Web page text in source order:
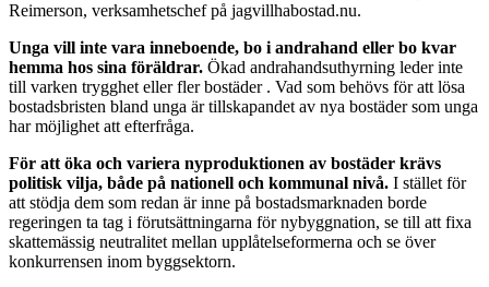
Reimerson, verksamhetschef på jagvillhabostad.nu.
Unga vill inte vara inneboende, bo i andrahand eller bo kvar
hemma hos sina föräldrar. Ökad andrahandsuthyrning leder inte
till varken trygghet eller fler bostäder . Vad som behövs för att lösa
bostadsbristen bland unga är tillskapandet av nya bostäder som unga
har möjlighet att efterfråga.
För att öka och variera nyproduktionen av bostäder krävs
politisk vilja, både på nationell och kommunal nivå. I stället för
att stödja dem som redan är inne på bostadsmarknaden borde
regeringen ta tag i förutsättningarna för nybyggnation, se till att fixa
skattemässig neutralitet mellan upplåtelseformerna och se över
konkurrensen inom byggsektorn.